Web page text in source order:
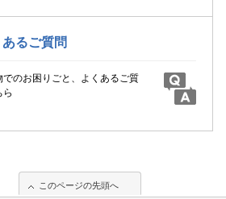
あるご質問
でのお困りごと、よくあるご質
ら
このページの先頭へ